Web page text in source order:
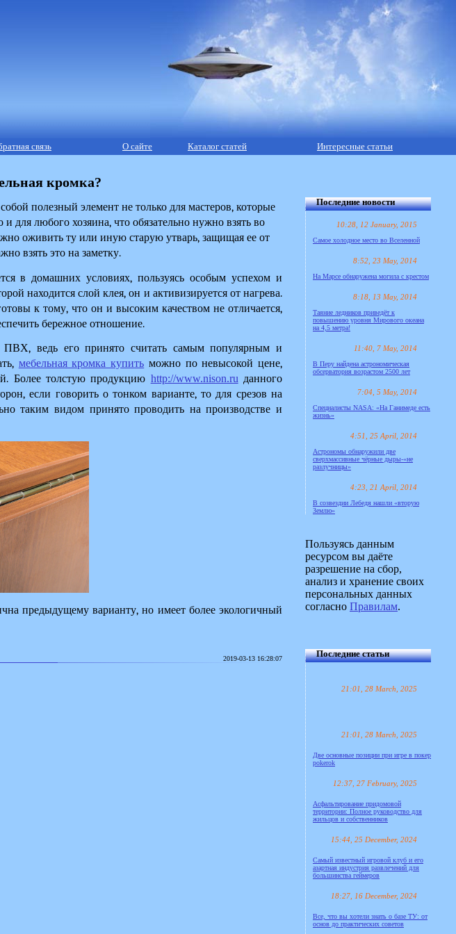
связь О сайте Каталог статей Интересные статьи
кромка?
полезный элемент не только для мастеров, которые
для любого хозяина, что обязательно нужно взять во
оживить ту или иную старую утварь, защищая ее от
взять это на заметку.
в домашних условиях, пользуясь особым успехом и
находится слой клея, он и активизируется от нагрева.
к тому, что он и высоким качеством не отличается,
бережное отношение.
ПВХ, ведь его принято считать самым популярным и
мебельная кромка купить можно по невысокой цене,
Более толстую продукцию http://www.nison.ru данного
если говорить о тонком варианте, то для срезов на
таким видом принято проводить на производстве и
предыдущему варианту, но имеет более экологичный
2019-03-13 16:28:07
Последние новости
10:28, 12 January, 2015
Самое холодное место во Вселенной
8:52, 23 May, 2014
На Марсе обнаружена могила с крестом
8:18, 13 May, 2014
Таяние ледников приведёт к
повышению уровня Мирового океана
на 4,5 метра!
11:40, 7 May, 2014
В Перу найдена астрономическая
обсерватория возрастом 2500 лет
7:04, 5 May, 2014
Специалисты NASA: «На Ганимеде есть
жизнь»
4:51, 25 April, 2014
Астрономы обнаружили две
сверхмассивные чёрные дыры-«не
разлучницы»
4:23, 21 April, 2014
В созвездии Лебедя нашли «вторую
Землю»
Пользуясь данным
ресурсом вы даёте
разрешение на сбор,
анализ и хранение своих
персональных данных
согласно Правилам.
Последние статьи
21:01, 28 March, 2025
21:01, 28 March, 2025
Две основные позиции при игре в покер
pokerok
12:37, 27 February, 2025
Асфальтирование придомовой
территории: Полное руководство для
жильцов и собственников
15:44, 25 December, 2024
Самый известный игровой клуб и его
азартная индустрия развлечений для
большинства геймеров
18:27, 16 December, 2024
Все, что вы хотели знать о базе ТУ: от
основ до практических советов